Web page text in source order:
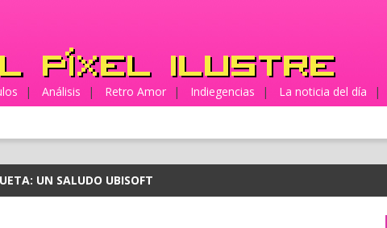
| Análisis | Retro Amor | Indiegencias | La noticia del día |
UN SALUDO UBISOFT